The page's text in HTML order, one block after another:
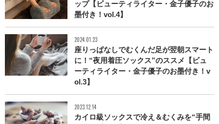
ップ【ビューティライター・金子優子のお
墨付き！vol.4】
2024.01.23
座りっぱなしでむくんだ足が翌朝スマート
に！“夜用着圧ソックス”のススメ【ビュ
ーティライター・金子優子のお墨付き！v
ol.3】
2023.12.14
カイロ級ソックスで冷え＆むくみを“手間